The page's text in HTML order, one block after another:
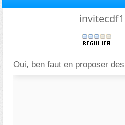
Oui, ben faut en proposer